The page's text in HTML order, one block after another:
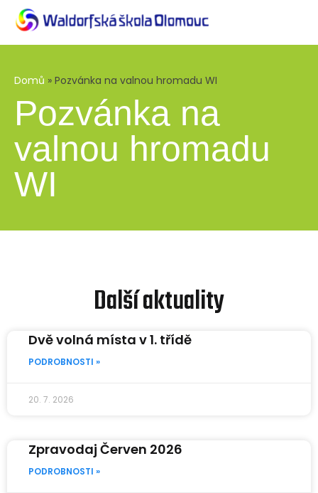
Domů » Pozvánka na valnou hromadu WI
Pozvánka na
valnou hromadu
WI
Další aktuality
Dvě volná místa v 1. třídě
PODROBNOSTI »
20. 7. 2026
Zpravodaj Červen 2026
PODROBNOSTI »